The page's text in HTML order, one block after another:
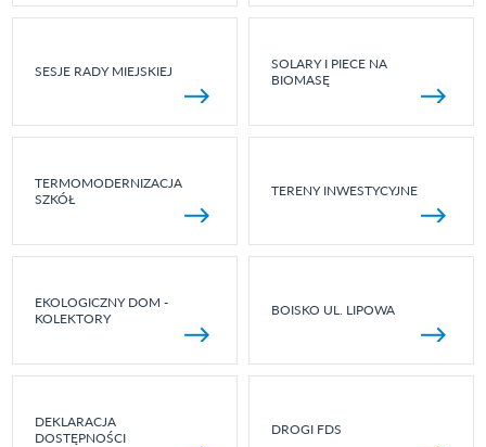
SESJE RADY MIEJSKIEJ
SOLARY I PIECE NA
BIOMASĘ
TERMOMODERNIZACJA
SZKÓŁ
TERENY INWESTYCYJNE
EKOLOGICZNY DOM -
KOLEKTORY
BOISKO UL. LIPOWA
DEKLARACJA
DOSTĘPNOŚCI
DROGI FDS